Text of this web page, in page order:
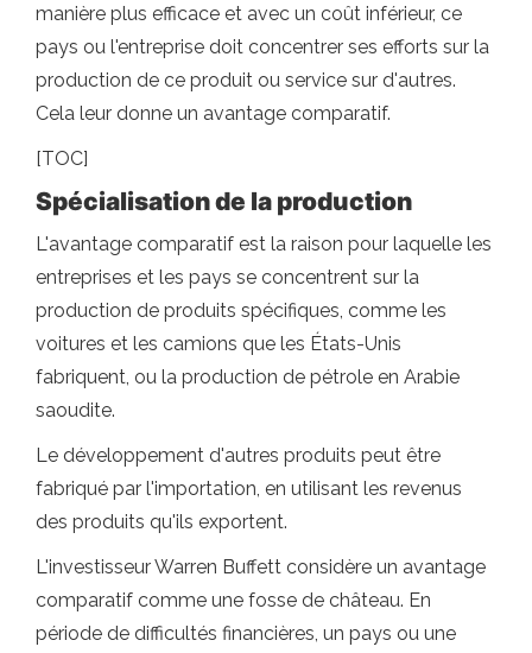
manière plus efficace et avec un coût inférieur, ce
pays ou l'entreprise doit concentrer ses efforts sur la
production de ce produit ou service sur d'autres.
Cela leur donne un avantage comparatif.
[TOC]
Spécialisation de la production
L'avantage comparatif est la raison pour laquelle les
entreprises et les pays se concentrent sur la
production de produits spécifiques, comme les
voitures et les camions que les États-Unis
fabriquent, ou la production de pétrole en Arabie
saoudite.
Le développement d'autres produits peut être
fabriqué par l'importation, en utilisant les revenus
des produits qu'ils exportent.
L'investisseur Warren Buffett considère un avantage
comparatif comme une fosse de château. En
période de difficultés financières, un pays ou une